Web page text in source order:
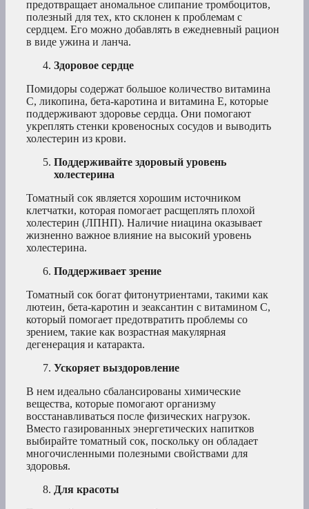
предотвращает аномальное слипание тромбоцитов,
полезный для тех, кто склонен к проблемам с
сердцем. Его можно добавлять в ежедневный рацион
в виде ужина и ланча.
Здоровое сердце
Помидоры содержат большое количество витамина
С, ликопина, бета-каротина и витамина Е, которые
поддерживают здоровье сердца. Они помогают
укреплять стенки кровеносных сосудов и выводить
холестерин из крови.
Поддерживайте здоровый уровень
холестерина
Томатный сок является хорошим источником
клетчатки, которая помогает расщеплять плохой
холестерин (ЛПНП). Наличие ниацина оказывает
жизненно важное влияние на высокий уровень
холестерина.
Поддерживает зрение
Томатный сок богат фитонутриентами, такими как
лютеин, бета-каротин и зеаксантин с витамином С,
который помогает предотвратить проблемы со
зрением, такие как возрастная макулярная
дегенерация и катаракта.
Ускоряет выздоровление
В нем идеально сбалансированы химические
вещества, которые помогают организму
восстанавливаться после физических нагрузок.
Вместо газированных энергетических напитков
выбирайте томатный сок, поскольку он обладает
многочисленными полезными свойствами для
здоровья.
Для красоты